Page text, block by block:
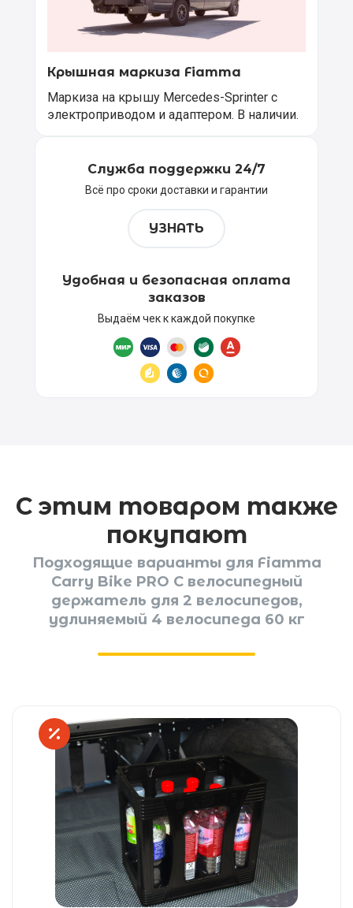
Крышная маркиза Fiamma
Маркиза на крышу Mercedes-Sprinter с
электроприводом и адаптером. В наличии.
Служба поддержки 24/7
Всё про сроки доставки и гарантии
УЗНАТЬ
Удобная и безопасная оплата
заказов
Выдаём чек к каждой покупке
С этим товаром также
покупают
Подходящие варианты для Fiamma
Carry Bike PRO C велосипедный
держатель для 2 велосипедов,
удлиняемый 4 велосипеда 60 кг